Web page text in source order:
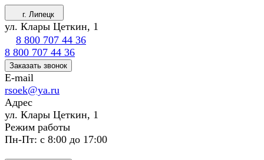
г. Липецк
ул. Клары Цеткин, 1
8 800 707 44 36
8 800 707 44 36
Заказать звонок
E-mail
rsoek@ya.ru
Адрес
ул. Клары Цеткин, 1
Режим работы
Пн-Пт: с 8:00 до 17:00